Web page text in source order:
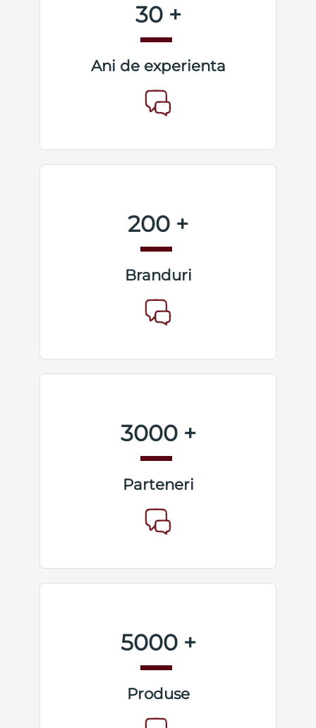
30 +
Ani de experienta
200 +
Branduri
3000 +
Parteneri
5000 +
Produse